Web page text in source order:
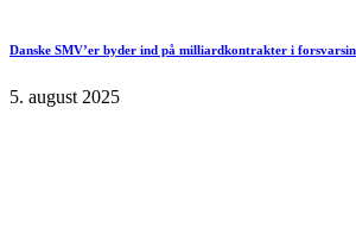
Danske SMV’er byder ind på milliardkontrakter i
5. august 2025